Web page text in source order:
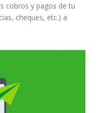
cobros y pagos de tu
cheques, etc.) a